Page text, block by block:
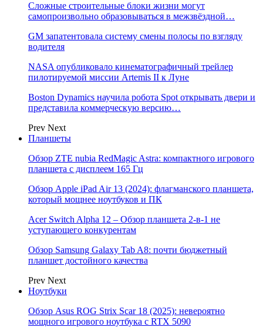
Сложные строительные блоки жизни могут
самопроизвольно образовываться в межзвёздной…
GM запатентовала систему смены полосы по взгляду
водителя
NASA опубликовало кинематографичный трейлер
пилотируемой миссии Artemis II к Луне
Boston Dynamics научила робота Spot открывать двери и
представила коммерческую версию…
Prev Next
Планшеты
Обзор ZTE nubia RedMagic Astra: компактного игрового
планшета с дисплеем 165 Гц
Обзор Apple iPad Air 13 (2024): флагманского планшета,
который мощнее ноутбуков и ПК
Acer Switch Alpha 12 – Обзор планшета 2-в-1 не
уступающего конкурентам
Обзор Samsung Galaxy Tab A8: почти бюджетный
планшет достойного качества
Prev Next
Ноутбуки
Обзор Asus ROG Strix Scar 18 (2025): невероятно
мощного игрового ноутбука с RTX 5090